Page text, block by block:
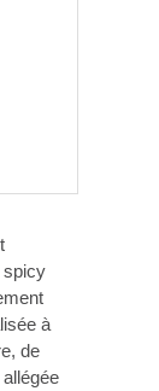
spicy
à
de